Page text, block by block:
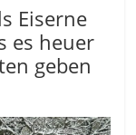
Eiserne
es heuer
geben